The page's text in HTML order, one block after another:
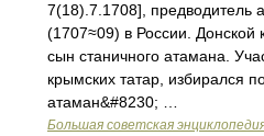
7(18).7.1708], предводитель
(1707≈09) в России. Донской
сын станичного атамана.
крымских татар, избирался
атаман&#8230; …
Большая советская